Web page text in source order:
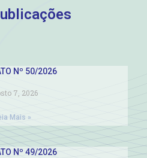
Nº 50/2026
7, 2026
Mais »
Nº 49/2026